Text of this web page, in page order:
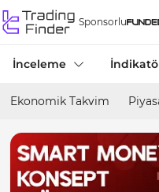
Sponsorlu
İnceleme
Ekonomik Takvim